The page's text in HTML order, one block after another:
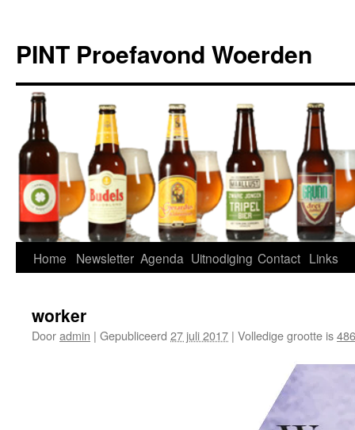
de
inhoud
PINT Proefavond Woerden
Home Newsletter Agenda Uitnodiging Contact Links
worker
Dooradmin | Gepubliceerd 27 juli 2017 | Volledige grootte is